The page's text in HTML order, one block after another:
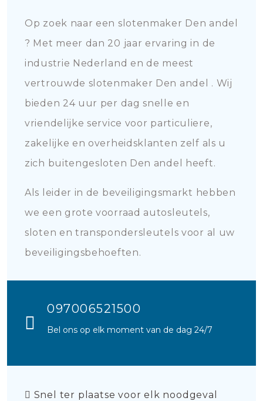
Op zoek naar een slotenmaker Den andel
? Met meer dan 20 jaar ervaring in de
industrie Nederland en de meest
vertrouwde slotenmaker Den andel . Wij
bieden 24 uur per dag snelle en
vriendelijke service voor particuliere,
zakelijke en overheidsklanten zelf als u
zich buitengesloten Den andel heeft.
Als leider in de beveiligingsmarkt hebben
we een grote voorraad autosleutels,
sloten en transpondersleutels voor al uw
beveiligingsbehoeften.
097006521500
Bel ons op elk moment van de dag 24/7
Snel ter plaatse voor elk noodgeval